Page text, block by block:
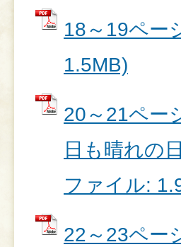
18～19ペー
1.5MB)
20～21ペー
日も晴れの
ファイル:
22～23ペー